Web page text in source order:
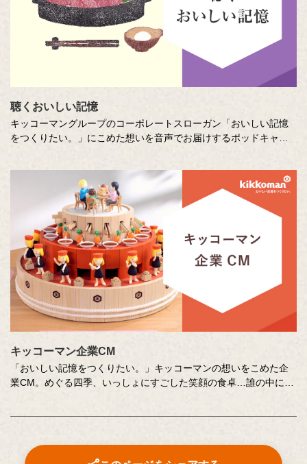
聴くおいしい記憶
キッコーマングループのコーポレートスローガン「おいしい記憶
をつくりたい。」にこめた想いを音声でお届けするポッドキャス
ださい。」に寄せて特別に書き下ろしたエッセーを音声でお届け
キッコーマン企業CM
「おいしい記憶をつくりたい。」キッコーマンの想いをこめた企
業CM。めぐる四季、いっしょにすごした笑顔の食卓…誰の中にも